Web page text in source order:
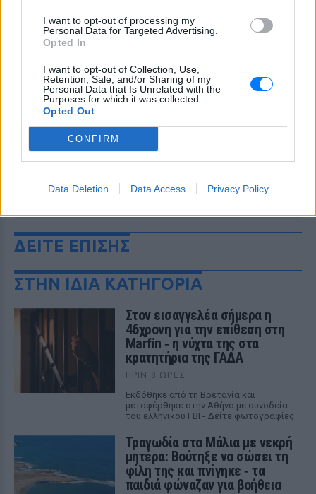
I want to opt-out of processing my
Personal Data for Targeted Advertising.
Opted In
I want to opt-out of Collection, Use,
Retention, Sale, and/or Sharing of my
Personal Data that Is Unrelated with the
Purposes for which it was collected.
Opted Out
CONFIRM
Data Deletion Data Access Privacy Policy
ΔΕΙΤΕ ΕΠΙΣΗΣ
ΣΤΗΝ ΙΔΙΑ ΚΑΤΗΓΟΡΙΑ
Στον εισαγγελέα σήμερα η
46χρονη για την επίθεση στη
Marfin ‑ η νύχτα της στα
κρατητήρια της ΓΑΔΑ
ΠΡΙΝ 8 ΏΡΕΣ
Εκδόθηκε από τη Βρετανία και
μεταφέρθηκε στην Αθήνα με συνοδεία
του ελληνικού FBI - Δείτε φωτογραφίες
Τραγωδία στα Μάλια με νεκρή
μητέρα: Βούτηξε να σώσει τη
φίλη της και πνίγηκε ‑ τα
παιδιά φώναζαν για βοήθεια